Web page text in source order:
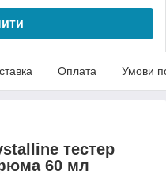
Оплата Умови
тестер
60 мл